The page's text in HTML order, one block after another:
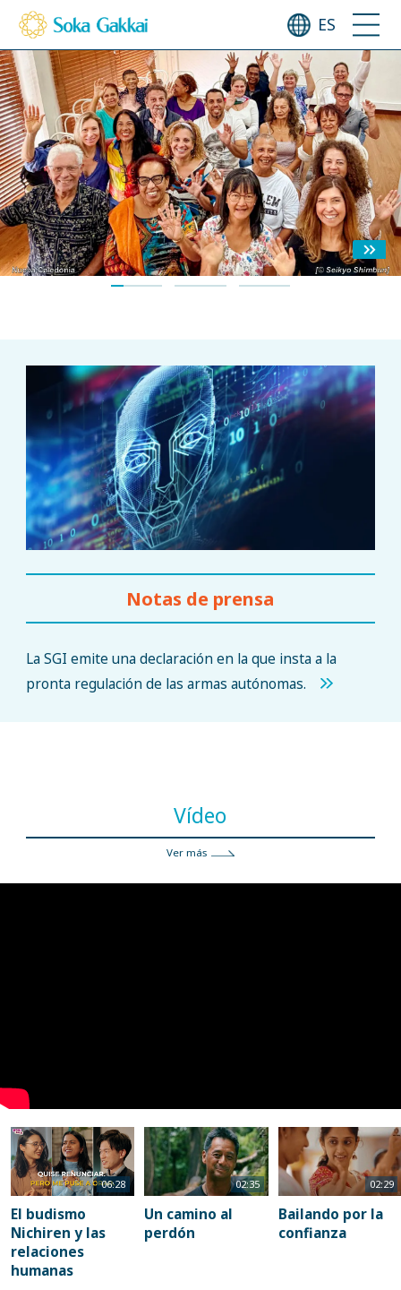
ES
Budismo en Acción por la Paz
Empoderar a las personas hacia un cambio global positivo
Notas de prensa
La SGI emite una declaración en la que insta a la
pronta regulación de las armas autónomas.
Vídeo
Ver más
06:28
El budismo
Nichiren y las
relaciones
humanas
02:35
Un camino al
perdón
02:29
Bailando por la
confianza